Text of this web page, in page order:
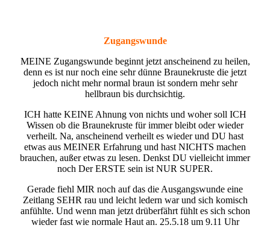
Zugangswunde
MEINE Zugangswunde beginnt jetzt anscheinend zu heilen,
denn es ist nur noch eine sehr dünne Braunekruste die jetzt
jedoch nicht mehr normal braun ist sondern mehr sehr
hellbraun bis durchsichtig.
ICH hatte KEINE Ahnung von nichts und woher soll ICH
Wissen ob die Braunekruste für immer bleibt oder wieder
verheilt. Na, anscheinend verheilt es wieder und DU hast
etwas aus MEINER Erfahrung und hast NICHTS machen
brauchen, außer etwas zu lesen. Denkst DU vielleicht immer
noch Der ERSTE sein ist NUR SUPER.
Gerade fiehl MIR noch auf das die Ausgangswunde eine
Zeitlang SEHR rau und leicht ledern war und sich komisch
anfühlte. Und wenn man jetzt drüberfährt fühlt es sich schon
wieder fast wie normale Haut an. 25.5.18 um 9.11 Uhr